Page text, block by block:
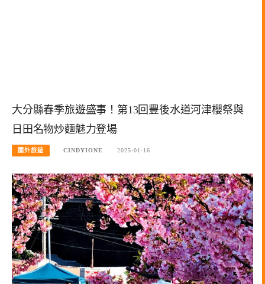
大分縣春季旅遊盛事！第13回豐後水道河津櫻祭與
日田名物炒麵魅力登場
國外旅遊 CINDYIONE 2025-01-16